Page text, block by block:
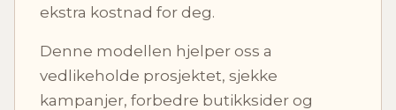
ekstra kostnad for deg.
Denne modellen hjelper oss a
vedlikeholde prosjektet, sjekke
kampanjer, forbedre butikksider og